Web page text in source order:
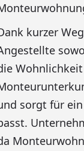
kurzer
sorgt für